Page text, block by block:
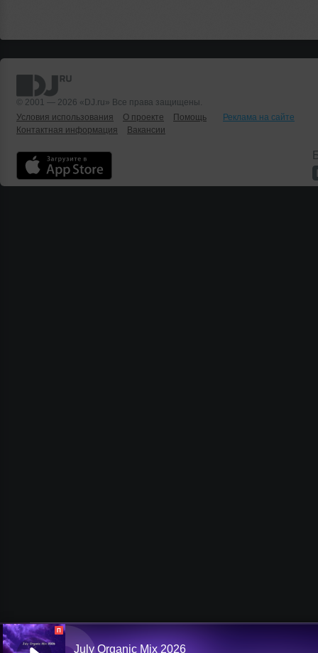
© 2001 — 2026 «DJ.ru» Все права защищены.
Условия использования
О проекте Помощь
Реклама на сайте
Контактная информация
Вакансии
П
July Organic Mix 2026